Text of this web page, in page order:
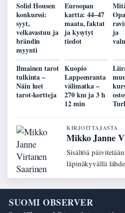
Solid Housen
konkurssi:
syyt,
velkavastuu ja
brändin
myynti
Euroopan
kartta: 44–47
maata, faktat
ja kysytyt
tiedot
ja
Ilmainen tarot
tulkinta –
Näin luet
tarot-kortteja
Kuopio
Lappeenranta
välimatka –
270 km ja 3 h
12 min
KIRJOITTAJASTA
Mikko Janne
Sisältöä
läpinäkyvällä
SUOMI OBSERVER